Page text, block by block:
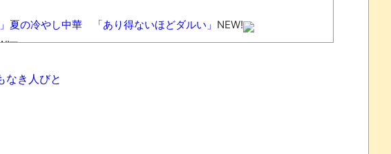
夏の冷やし中華 「あり得ないほどダルい」 NEW!
事件、19歳で取り返しのつかない代償を背負うことに
水中用ゴキブリを開発
メが賢い。
に無期懲役の判決
なき人びと